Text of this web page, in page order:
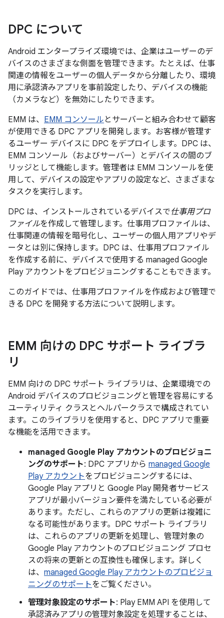
DPC について
Android エンタープライズ環境では、企業はユーザーのデ
バイスのさまざまな側面を管理できます。たとえば、仕事
関連の情報をユーザーの個人データから分離したり、環境
用に承認済みアプリを事前設定したり、デバイスの機能
（カメラなど）を無効にしたりできます。
EMM は、 EMM コンソール とサーバーと組み合わせて顧客
が使用できる DPC アプリを開発します。お客様が管理す
るユーザー デバイスに DPC をデプロイします。DPC は、
EMM コンソール（およびサーバー）とデバイスの間のブ
リッジとして機能します。管理者は EMM コンソールを使
用して、デバイスの設定やアプリの設定など、さまざまな
タスクを実行します。
DPC は、インストールされているデバイスで仕事用プロ
ファイルを作成して管理します。仕事用プロファイルは、
仕事関連の情報を暗号化し、ユーザーの個人用アプリやデ
ータとは別に保持します。DPC は、仕事用プロファイル
を作成する前に、デバイスで使用する managed Google
Play アカウントをプロビジョニングすることもできます。
このガイドでは、仕事用プロファイルを作成および管理で
きる DPC を開発する方法について説明します。
EMM 向けの DPC サポート ライブラ
リ
EMM 向けの DPC サポート ライブラリは、企業環境での
Android デバイスのプロビジョニングと管理を容易にする
ユーティリティ クラスとヘルパークラスで構成されてい
ます。このライブラリを使用すると、DPC アプリで重要
な機能を活用できます。
managed Google Play アカウントのプロビジョニ
ングのサポート: DPC アプリから managed Google
Play アカウントをプロビジョニングするには、
Google Play アプリと Google Play 開発者サービス
アプリが最小バージョン要件を満たしている必要が
あります。ただし、これらのアプリの更新は複雑に
なる可能性があります。DPC サポート ライブラリ
は、これらのアプリの更新を処理し、管理対象の
Google Play アカウントのプロビジョニング プロセ
スの将来の更新との互換性も確保します。詳しく
は、 managed Google Play アカウントのプロビジョ
ニングのサポートをご覧ください。
管理対象設定のサポート: Play EMM API を使用して
承認済みアプリの管理対象設定を処理することは、